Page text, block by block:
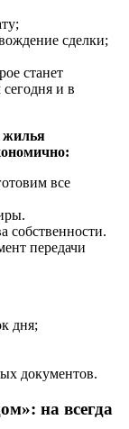
сделки;
станет
и в
жилья
все
собственности.
передачи
дня;
документов.
на всегда